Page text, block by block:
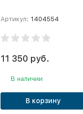
Артикул: 1404554
11 350 руб.
В наличии
В корзину